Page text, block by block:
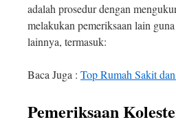
adalah prosedur dengan
melakukan pemeriksaan lain
lainnya, termasuk:
Baca Juga : Top Rumah Sakit
Pemeriksaan